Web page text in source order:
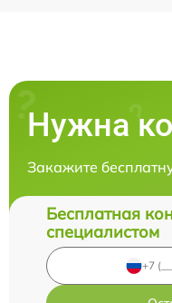
Нужна
Закажите
Бесплатная
специалистом